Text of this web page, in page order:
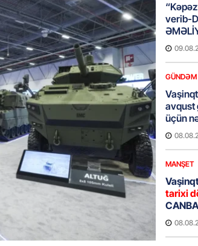
verib-
GÜNDƏM
avqust
üçün
MANŞET
tarixi